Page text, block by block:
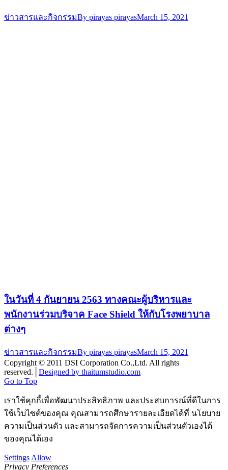
ข่าวสารและกิจกรรมBy pirayas pirayasMarch 15, 2021
ในวันที่ 4 กันยายน 2563 ทางคณะผู้บริหารและ
พนักงานร่วมบริจาค Face Shield ให้กับโรงพยาบาล
ต่างๆ
ข่าวสารและกิจกรรมBy pirayas pirayasMarch 15, 2021
Copyright © 2011 DSI Corporation Co.,Ltd. All rights
reserved.│ Designed by thaitumstudio.com
Go to Top
เราใช้คุกกี้เพื่อพัฒนาประสิทธิภาพ และประสบการณ์ที่ดีในการ
ใช้เว็บไซต์ของคุณ คุณสามารถศึกษารายละเอียดได้ที่ นโยบาย
ความเป็นส่วนตัว และสามารถจัดการความเป็นส่วนตัวเองได้
ของคุณได้เอง
Settings Allow
Privacy Preferences